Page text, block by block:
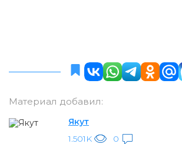
Материал добавил:
Якут
1.501K
0